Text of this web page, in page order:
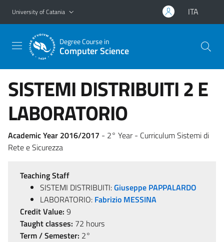
Go to main content
Go to navigation menu
University of Catania ITA
Degree Course in
Computer Science
SISTEMI DISTRIBUITI 2 E
LABORATORIO
Academic Year 2016/2017 - 2° Year - Curriculum Sistemi di
Rete e Sicurezza
Teaching Staff
SISTEMI DISTRIBUITI:Giuseppe PAPPALARDO
LABORATORIO: Fabrizio MESSINA
Credit Value: 9
Taught classes: 72 hours
Term / Semester: 2°